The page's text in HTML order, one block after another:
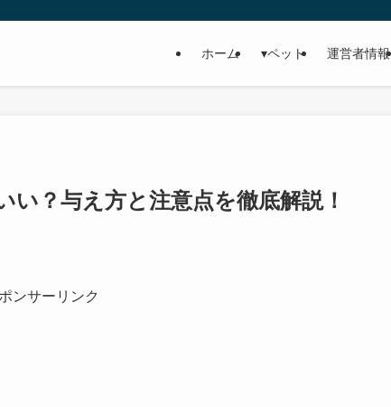
ホーム ▾ペット 運営者情報
？与え方と注意点を徹底解説！
ンサーリンク